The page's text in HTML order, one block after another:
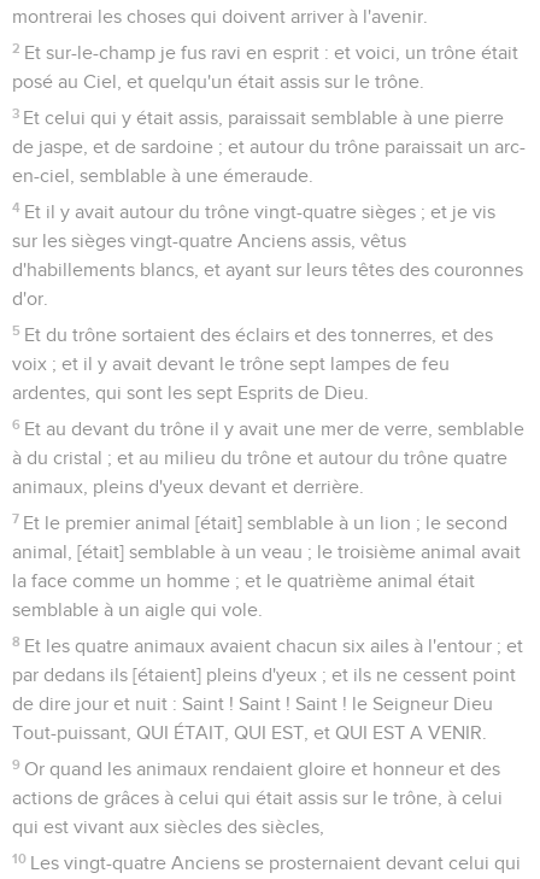
montrerai les choses qui doivent arriver à l'avenir.
2 Et sur-le-champ je fus ravi en esprit : et voici, un trône était
posé au Ciel, et quelqu'un était assis sur le trône.
3 Et celui qui y était assis, paraissait semblable à une pierre
de jaspe, et de sardoine ; et autour du trône paraissait un arc-
en-ciel, semblable à une émeraude.
4 Et il y avait autour du trône vingt-quatre sièges ; et je vis
sur les sièges vingt-quatre Anciens assis, vêtus
d'habillements blancs, et ayant sur leurs têtes des couronnes
d'or.
5 Et du trône sortaient des éclairs et des tonnerres, et des
voix ; et il y avait devant le trône sept lampes de feu
ardentes, qui sont les sept Esprits de Dieu.
6 Et au devant du trône il y avait une mer de verre, semblable
à du cristal ; et au milieu du trône et autour du trône quatre
animaux, pleins d'yeux devant et derrière.
7 Et le premier animal [était] semblable à un lion ; le second
animal, [était] semblable à un veau ; le troisième animal avait
la face comme un homme ; et le quatrième animal était
semblable à un aigle qui vole.
8 Et les quatre animaux avaient chacun six ailes à l'entour ; et
par dedans ils [étaient] pleins d'yeux ; et ils ne cessent point
de dire jour et nuit : Saint ! Saint ! Saint ! le Seigneur Dieu
Tout-puissant, QUI ÉTAIT, QUI EST, et QUI EST A VENIR.
9 Or quand les animaux rendaient gloire et honneur et des
actions de grâces à celui qui était assis sur le trône, à celui
qui est vivant aux siècles des siècles,
10 Les vingt-quatre Anciens se prosternaient devant celui qui